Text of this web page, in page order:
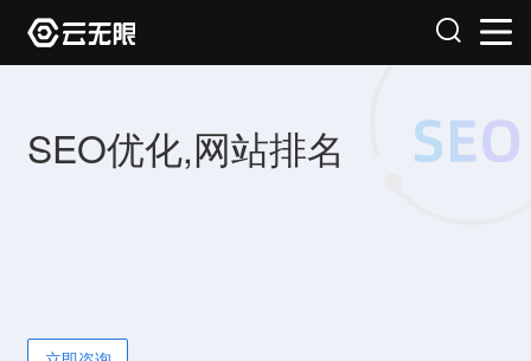
SEO优化,网站排名